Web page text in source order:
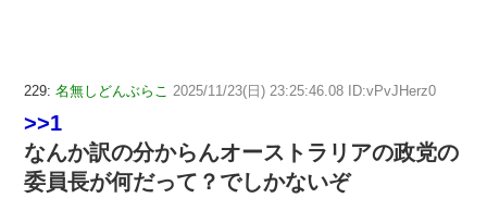
229: 名無しどんぶらこ 2025/11/23(日) 23:25:46.08 ID:vPvJHerz0
>>1
なんか訳の分からんオーストラリアの政党の
委員長が何だって？でしかないぞ